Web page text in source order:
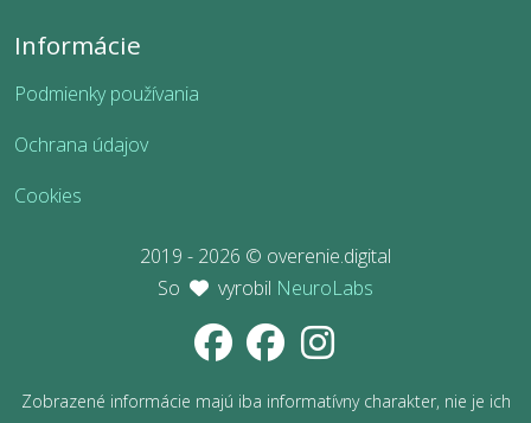
Informácie
Podmienky používania
Ochrana údajov
Cookies
2019 - 2026 © overenie.digital
So
vyrobil NeuroLabs
Zobrazené informácie majú iba informatívny charakter, nie je ich